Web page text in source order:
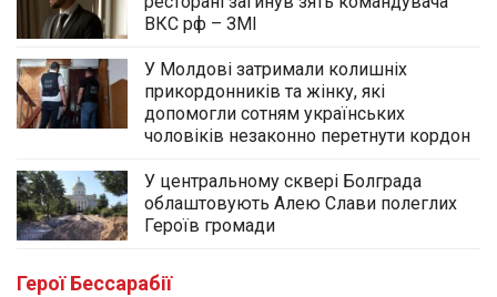
ВКС рф – ЗМІ
У Молдові затримали колишніх
прикордонників та жінку, які
допомогли сотням українських
чоловіків незаконно перетнути кордон
У центральному сквері Болграда
облаштовують Алею Слави полеглих
Героїв громади
Герої Бессарабії